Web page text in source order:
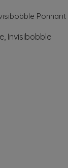
Invisibobble